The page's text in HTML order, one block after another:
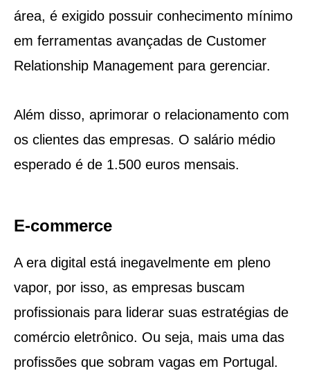
área, é exigido possuir conhecimento mínimo
em ferramentas avançadas de Customer
Relationship Management para gerenciar.
Além disso, aprimorar o relacionamento com
os clientes das empresas. O salário médio
esperado é de 1.500 euros mensais.
E-commerce
A era digital está inegavelmente em pleno
vapor, por isso, as empresas buscam
profissionais para liderar suas estratégias de
comércio eletrônico. Ou seja, mais uma das
profissões que sobram vagas em Portugal.